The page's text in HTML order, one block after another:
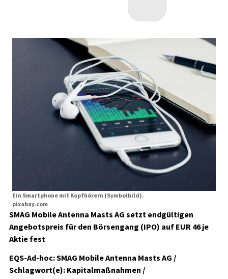
Ein Smartphone mit Kopfhörern (Symbolbild).
pixabay.com
SMAG Mobile Antenna Masts AG setzt endgültigen
Angebotspreis für den Börsengang (IPO) auf EUR 46 je
Aktie fest
EQS-Ad-hoc: SMAG Mobile Antenna Masts AG /
Schlagwort(e): Kapitalmaßnahmen /